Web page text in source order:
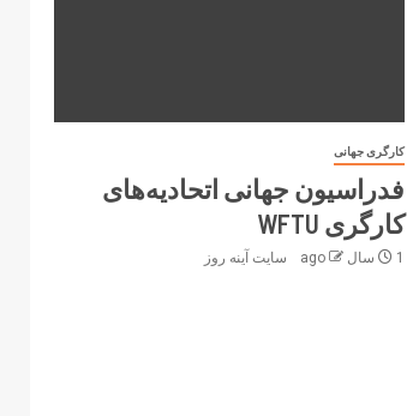
کارگری جهانی
فدراسیون جهانی اتحادیه‌های
کارگری WFTU
1 سال ago سایت آینه‌ روز